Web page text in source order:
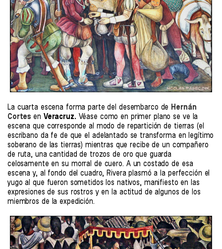
La cuarta escena forma parte del desembarco de Hernán
Cortes en Veracruz. Véase como en primer plano se ve la
escena que corresponde al modo de repartición de tierras (el
escribano da fe de que el adelantado se transforma en legítimo
soberano de las tierras) mientras que recibe de un compañero
de ruta, una cantidad de trozos de oro que guarda
celosamente en su morral de cuero. A un costado de esa
escena y, al fondo del cuadro, Rivera plasmó a la perfección el
yugo al que fueron sometidos los nativos, manifiesto en las
expresiones de sus rostros y en la actitud de algunos de los
miembros de la expedición.